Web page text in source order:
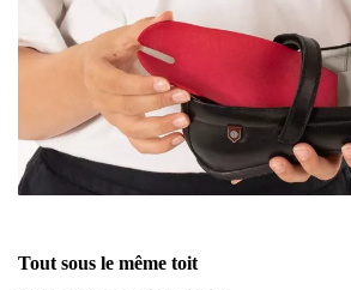
Tout sous le même toit